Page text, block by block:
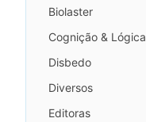
Biolaster
Cognição & Lógica
Disbedo
Diversos
Editoras